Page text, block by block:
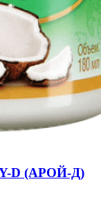
D (АРОЙ-Д)